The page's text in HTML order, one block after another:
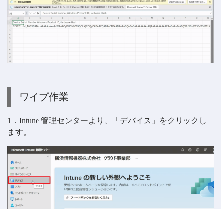
ワイプ作業
1．Intune 管理センターより、「デバイス」をクリックし
ます。